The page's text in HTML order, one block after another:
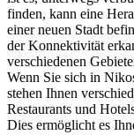
finden, kann eine
einer neuen Stadt
der Konnektivität
verschiedenen
Wenn Sie sich in
stehen Ihnen
Restaurants und
Dies ermöglicht es